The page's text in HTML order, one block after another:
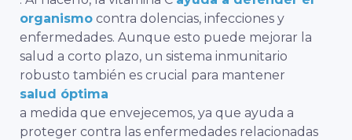
organismo contra dolencias, infecciones y
enfermedades. Aunque esto puede mejorar la
salud a corto plazo, un sistema inmunitario
robusto también es crucial para mantener
salud óptima
a medida que envejecemos, ya que ayuda a
proteger contra las enfermedades relacionadas